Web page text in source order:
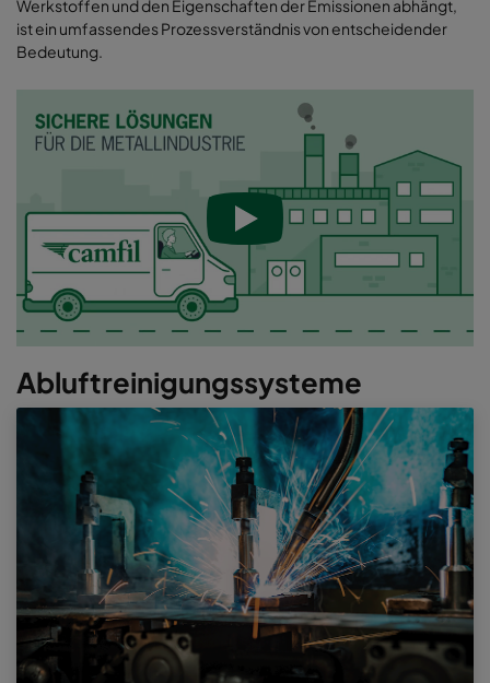
Werkstoffen und den Eigenschaften der Emissionen abhängt,
ist ein umfassendes Prozessverständnis von entscheidender
Bedeutung.
Abluftreinigungssysteme